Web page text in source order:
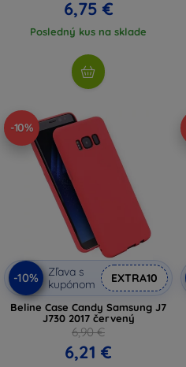
6,75 €
Posledný kus na sklade
-10%
-10%
Zľava s
kupónom
EXTRA10
Beline Case Candy Samsung J7
J730 2017 červený
6,90 €
6,21 €